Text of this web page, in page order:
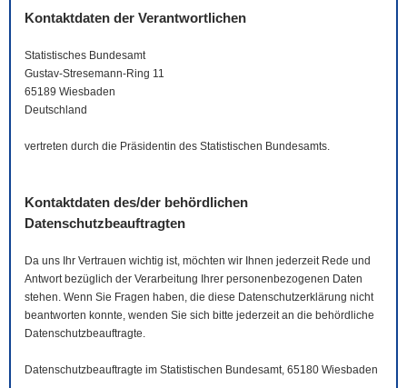
Kontaktdaten der Verantwortlichen
Statistisches Bundesamt
Gustav-Stresemann-Ring 11
65189 Wiesbaden
Deutschland
vertreten durch die Präsidentin des Statistischen Bundesamts.
Kontaktdaten des/der behördlichen
Datenschutzbeauftragten
Da uns Ihr Vertrauen wichtig ist, möchten wir Ihnen jederzeit Rede und
Antwort bezüglich der Verarbeitung Ihrer personenbezogenen Daten
stehen. Wenn Sie Fragen haben, die diese Datenschutzerklärung nicht
beantworten konnte, wenden Sie sich bitte jederzeit an die behördliche
Datenschutzbeauftragte.
Datenschutzbeauftragte im Statistischen Bundesamt, 65180 Wiesbaden